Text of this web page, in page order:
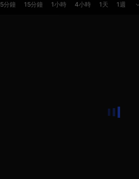
5分鐘 15分鐘 1小時 4小時 1天 1週